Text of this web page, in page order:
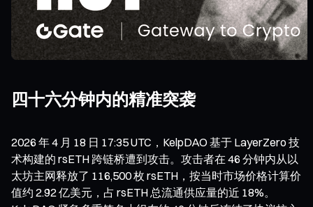
四十六分钟内的精准突袭
2026 年 4 月 18 日 17:35 UTC，KelpDAO 基于 LayerZero 技
术构建的 rsETH 跨链桥遭到攻击。攻击者在 46 分钟内从以
太坊主网释放了 116,500 枚 rsETH，按当时市场价格计算价
值约 2.92 亿美元，占 rsETH 总流通供应量的近 18%。